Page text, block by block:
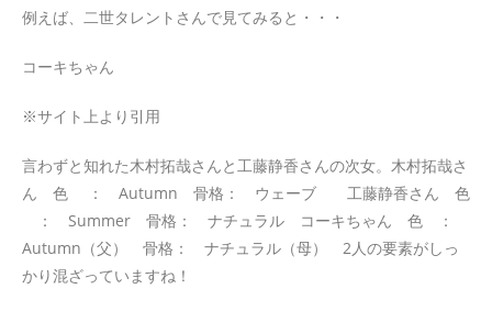
例えば、二世タレントさんで見てみると・・・
コーキちゃん
※サイト上より引用
言わずと知れた木村拓哉さんと工藤静香さんの次女。木村拓哉さ
ん 色 ： Autumn 骨格： ウェーブ 工藤静香さん 色
： Summer 骨格： ナチュラル コーキちゃん 色 ：
Autumn（父） 骨格： ナチュラル（母） 2人の要素がしっ
かり混ざっていますね！